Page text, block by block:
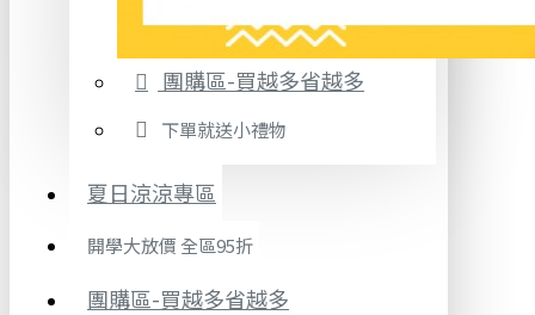
團購區-買越多省越多
下單就送小禮物
夏日涼涼專區
開學大放價 全區95折
團購區-買越多省越多